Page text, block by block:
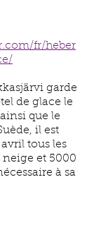
fr/heber
garde
de glace le
que le
il est
tous les
neige et 5000
à sa